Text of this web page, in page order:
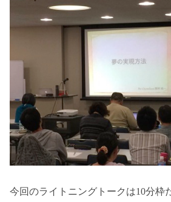
今回のライトニングトークは10分枠